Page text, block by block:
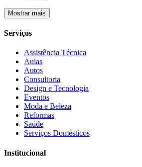
Mostrar mais
Serviços
Assistência Técnica
Aulas
Autos
Consultoria
Design e Tecnologia
Eventos
Moda e Beleza
Reformas
Saúde
Serviços Domésticos
Institucional